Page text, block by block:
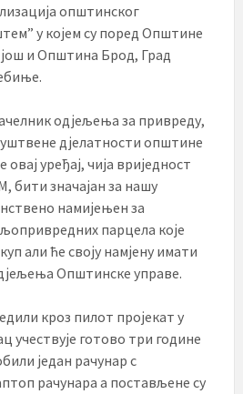
општинског
у којем су поред Општине
и Општина Брод, Град
одјељења за привреду,
дјелатности општине
овај уређај, чија вриједност
бити значајан за нашу
намијењен за
парцела које
али ће своју намјену имати
Општинске управе.
кроз пилот пројекат у
учествује готово три године
један рачунар с
рачунара а постављене су